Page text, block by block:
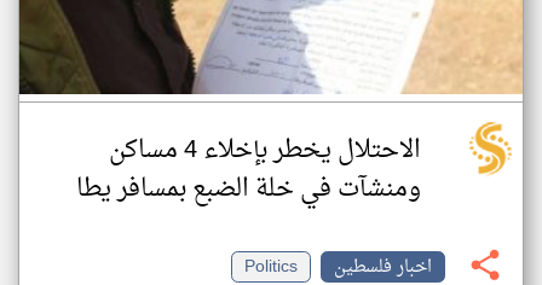
الاحتلال يخطر بإخلاء 4 مساكن
ومنشآت في خلة الضبع بمسافر يطا
اخبار فلسطين
Politics